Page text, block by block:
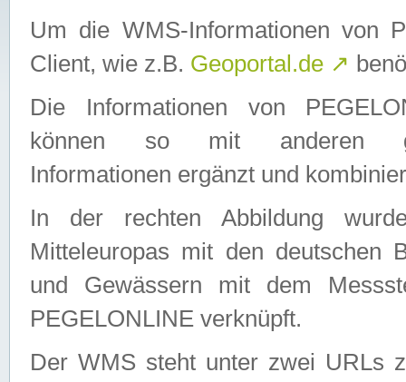
Um die WMS-Informationen von
Client, wie z.B. Geoportal.de ↗
Die Informationen von
können so mit anderen
Informationen ergänzt und
In der rechten Abbildung
Mitteleuropas mit den deutschen
und Gewässern mit dem
PEGELONLINE verknüpft.
Der WMS steht unter zwei URLs